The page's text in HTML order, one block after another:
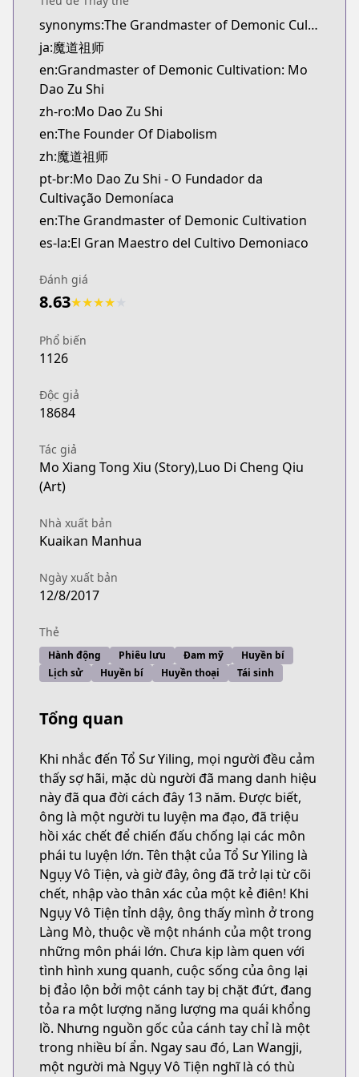
novelUpdates
https://www.novelupdates.com/series/the-
Official English
Official English
https://sevenseasentertainment.com/series/
synonyms:The Grandmaster of Demonic Cultivation,The Founder of Diabolism,The Master of Diabolism
ja:魔道祖师
en:Grandmaster of Demonic Cultivation: Mo
Dao Zu Shi
zh-ro:Mo Dao Zu Shi
en:The Founder Of Diabolism
zh:魔道祖师
pt-br:Mo Dao Zu Shi - O Fundador da
Cultivação Demoníaca
en:The Grandmaster of Demonic Cultivation
es-la:El Gran Maestro del Cultivo Demoniaco
Đánh giá
8.63★★★★
Phổ biến
1126
Độc giả
18684
Tác giả
Mo Xiang Tong Xiu (Story),Luo Di Cheng Qiu
(Art)
Nhà xuất bản
Kuaikan Manhua
Ngày xuất bản
12/8/2017
Thẻ
Hành động Phiêu lưu Đam mỹ
Huyền bí
Lịch sử
Huyền bí Huyền thoại Tái sinh
Tổng quan
Khi nhắc đến Tổ Sư Yiling, mọi người đều cảm
thấy sợ hãi, mặc dù người đã mang danh hiệu
này đã qua đời cách đây 13 năm. Được biết,
ông là một người tu luyện ma đạo, đã triệu
hồi xác chết để chiến đấu chống lại các môn
phái tu luyện lớn. Tên thật của Tổ Sư Yiling là
Ngụy Vô Tiện, và giờ đây, ông đã trở lại từ cõi
chết, nhập vào thân xác của một kẻ điên! Khi
Ngụy Vô Tiện tỉnh dậy, ông thấy mình ở trong
Làng Mò, thuộc về một nhánh của một trong
những môn phái lớn. Chưa kịp làm quen với
tình hình xung quanh, cuộc sống của ông lại
bị đảo lộn bởi một cánh tay bị chặt đứt, đang
tỏa ra một lượng năng lượng ma quái khổng
lồ. Nhưng nguồn gốc của cánh tay chỉ là một
trong nhiều bí ẩn. Ngay sau đó, Lan Wangji,
một người mà Ngụy Vô Tiện nghĩ là có thù